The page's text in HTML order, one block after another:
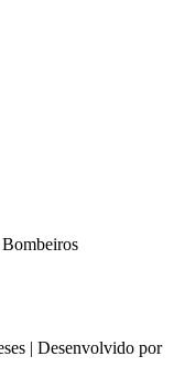
| Desenvolvido por